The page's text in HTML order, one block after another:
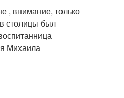
, внимание, только
столицы был
Михаила